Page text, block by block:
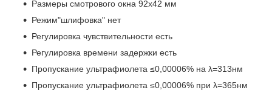
Размеры смотрового окна 92х42 мм
Режим"шлифовка" нет
Регулировка чувствительности есть
Регулировка времени задержки есть
Пропускание ультрафиолета ≤0,00006% на λ=313нм
Пропускание ультрафиолета ≤0,00006% при λ=365нм